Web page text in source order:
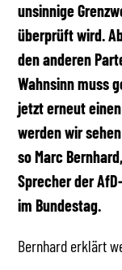
unsinnige
überprüft wird.
den anderen
Wahnsinn muss
jetzt erneut
werden wir
so Marc
Sprecher der
im Bundestag.
Bernhard erklärt